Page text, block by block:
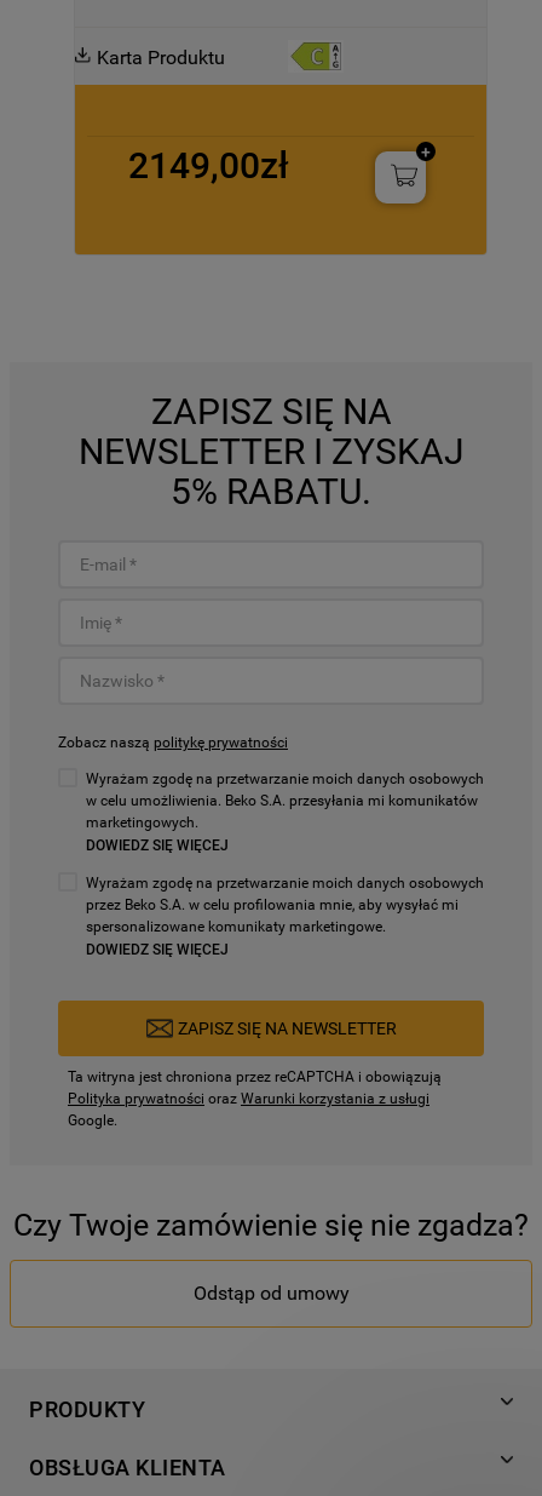
Karta Produktu
2149,00zł
ZAPISZ SIĘ NA
NEWSLETTER I ZYSKAJ
5% RABATU.
Zobacz naszą politykę prywatności
Wyrażam zgodę na przetwarzanie moich danych osobowych
w celu umożliwienia. Beko S.A. przesyłania mi komunikatów
marketingowych.
DOWIEDZ SIĘ WIĘCEJ
Wyrażam zgodę na przetwarzanie moich danych osobowych
przez Beko S.A. w celu profilowania mnie, aby wysyłać mi
spersonalizowane komunikaty marketingowe.
DOWIEDZ SIĘ WIĘCEJ
ZAPISZ SIĘ NA NEWSLETTER
Ta witryna jest chroniona przez reCAPTCHA i obowiązują
Polityka prywatności oraz Warunki korzystania z usługi
Google.
Czy Twoje zamówienie się nie zgadza?
Odstąp od umowy
PRODUKTY
Chłodnictwo
OBSŁUGA KLIENTA